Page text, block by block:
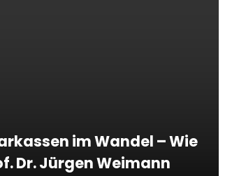
im Wandel – Wie
Dr. Jürgen Weimann